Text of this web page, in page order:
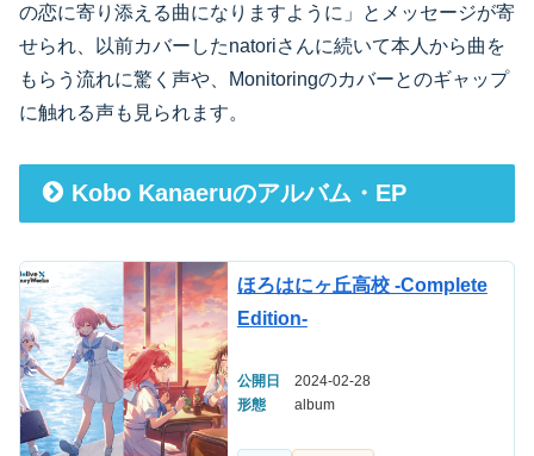
の恋に寄り添える曲になりますように」とメッセージが寄
せられ、以前カバーしたnatoriさんに続いて本人から曲を
もらう流れに驚く声や、Monitoringのカバーとのギャップ
に触れる声も見られます。
Kobo Kanaeruのアルバム・EP
ほろはにヶ丘高校 -Complete
Edition-
公開日
2024-02-28
形態
album